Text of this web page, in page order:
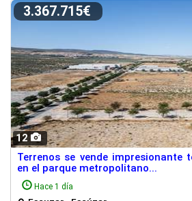
12
3.367.715€
Terrenos se vende impresionante
en el parque metropolitano...
Hace 1 día